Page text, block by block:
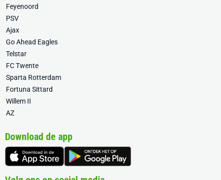
Feyenoord
PSV
Ajax
Go Ahead Eagles
Telstar
FC Twente
Sparta Rotterdam
Fortuna Sittard
Willem II
AZ
Download de app